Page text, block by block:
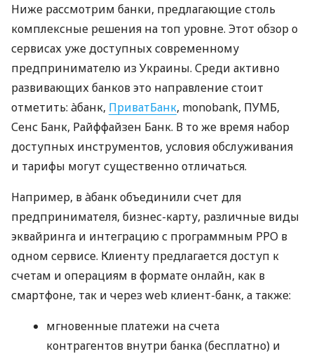
Ниже рассмотрим банки, предлагающие столь
комплексные решения на топ уровне. Этот обзор о
сервисах уже доступных современному
предпринимателю из Украины. Среди активно
развивающих банков это направление стоит
отметить: àбанк, ПриватБанк, monobank, ПУМБ,
Сенс Банк, Райффайзен Банк. В то же время набор
доступных инструментов, условия обслуживания
и тарифы могут существенно отличаться.
Например, в àбанк объединили счет для
предпринимателя, бизнес-карту, различные виды
эквайринга и интеграцию с программным РРО в
одном сервисе. Клиенту предлагается доступ к
счетам и операциям в формате онлайн, как в
смартфоне, так и через web клиент-банк, а также:
мгновенные платежи на счета
контрагентов внутри банка (бесплатно) и